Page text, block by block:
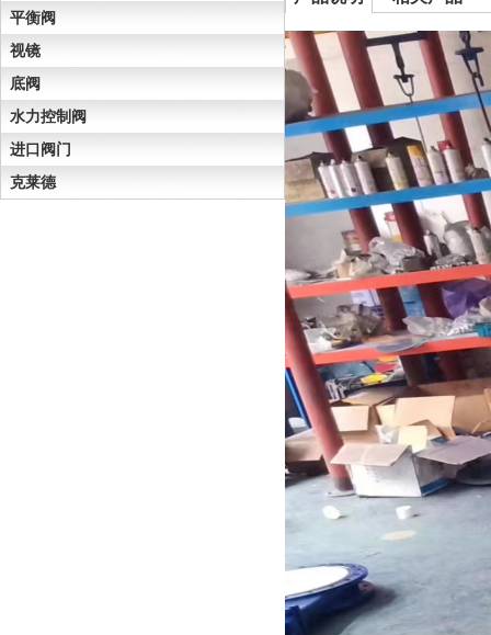
平衡阀
视镜
底阀
水力控制阀
进口阀门
克莱德